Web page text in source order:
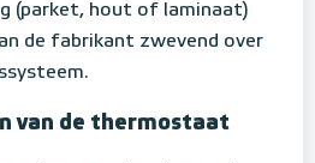
(parket, hout of laminaat)
de fabrikant zwevend over
van de thermostaat